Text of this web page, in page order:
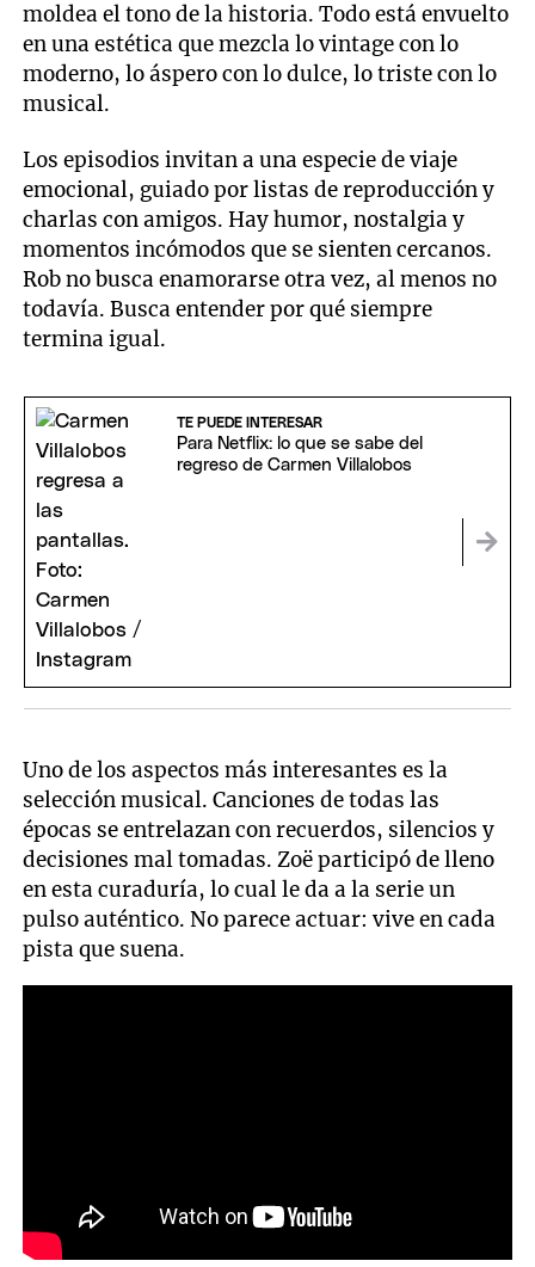
moldea el tono de la historia. Todo está envuelto
en una estética que mezcla lo vintage con lo
moderno, lo áspero con lo dulce, lo triste con lo
musical.
Los episodios invitan a una especie de viaje
emocional, guiado por listas de reproducción y
charlas con amigos. Hay humor, nostalgia y
momentos incómodos que se sienten cercanos.
Rob no busca enamorarse otra vez, al menos no
todavía. Busca entender por qué siempre
termina igual.
TE PUEDE INTERESAR
Para Netflix: lo que se sabe del
regreso de Carmen Villalobos
Uno de los aspectos más interesantes es la
selección musical. Canciones de todas las
épocas se entrelazan con recuerdos, silencios y
decisiones mal tomadas. Zoë participó de lleno
en esta curaduría, lo cual le da a la serie un
pulso auténtico. No parece actuar: vive en cada
pista que suena.